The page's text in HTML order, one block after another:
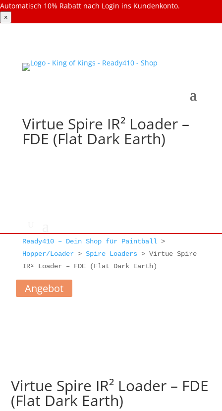
Automatisch 10% Rabatt nach Login ins Kundenkonto.
×
Virtue Spire IR² Loader –
FDE (Flat Dark Earth)
Ready410 – Dein Shop für Paintball>
Hopper/Loader> Spire Loaders> Virtue Spire
IR² Loader – FDE (Flat Dark Earth)
Angebot
Virtue Spire IR² Loader – FDE
(Flat Dark Earth)